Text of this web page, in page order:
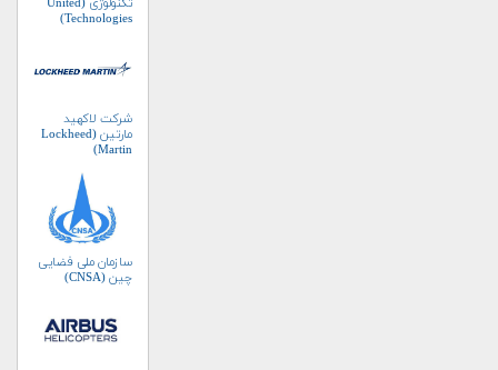
Technologies)
شرکت لاکهید
مارتین (Lockheed
Martin)
سازمان ملی فضایی
چین (CNSA)